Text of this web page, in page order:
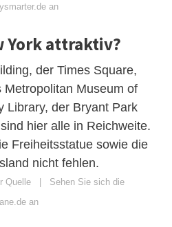
an
York attraktiv?
der Times Square,
Museum of
Library, der Bryant Park
hier alle in Reichweite.
Freiheitsstatue sowie die
nicht fehlen.
Quelle | Sehen Sie sich die
an